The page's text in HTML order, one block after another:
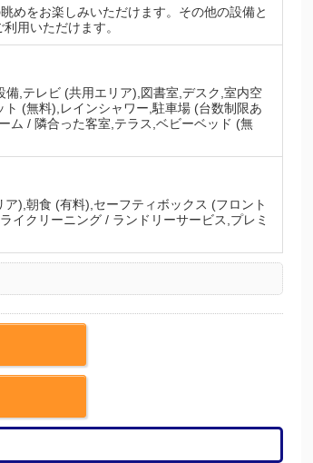
めをお楽しみいただけます。その他の設備と
用いただけます。
,テレビ (共用エリア),図書室,デスク,室内空
(無料),レインシャワー,駐車場 (台数制限あ
ム / 隣合った客室,テラス,ベビーベッド (無
),朝食 (有料),セーフティボックス (フロント
イクリーニング / ランドリーサービス,プレミ